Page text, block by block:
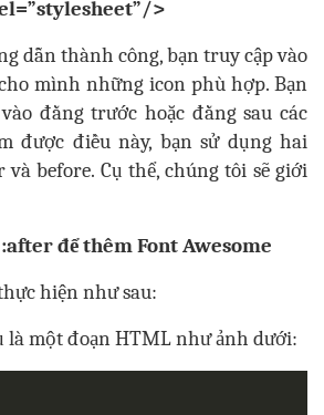
>
dẫn thành công, bạn truy cập vào
mình những icon phù hợp. Bạn
đằng trước hoặc đằng sau các
được điều này, bạn sử dụng hai
before. Cụ thể, chúng tôi sẽ giới
:after để thêm Font Awesome
hiện như sau:
là một đoạn HTML như ảnh dưới: